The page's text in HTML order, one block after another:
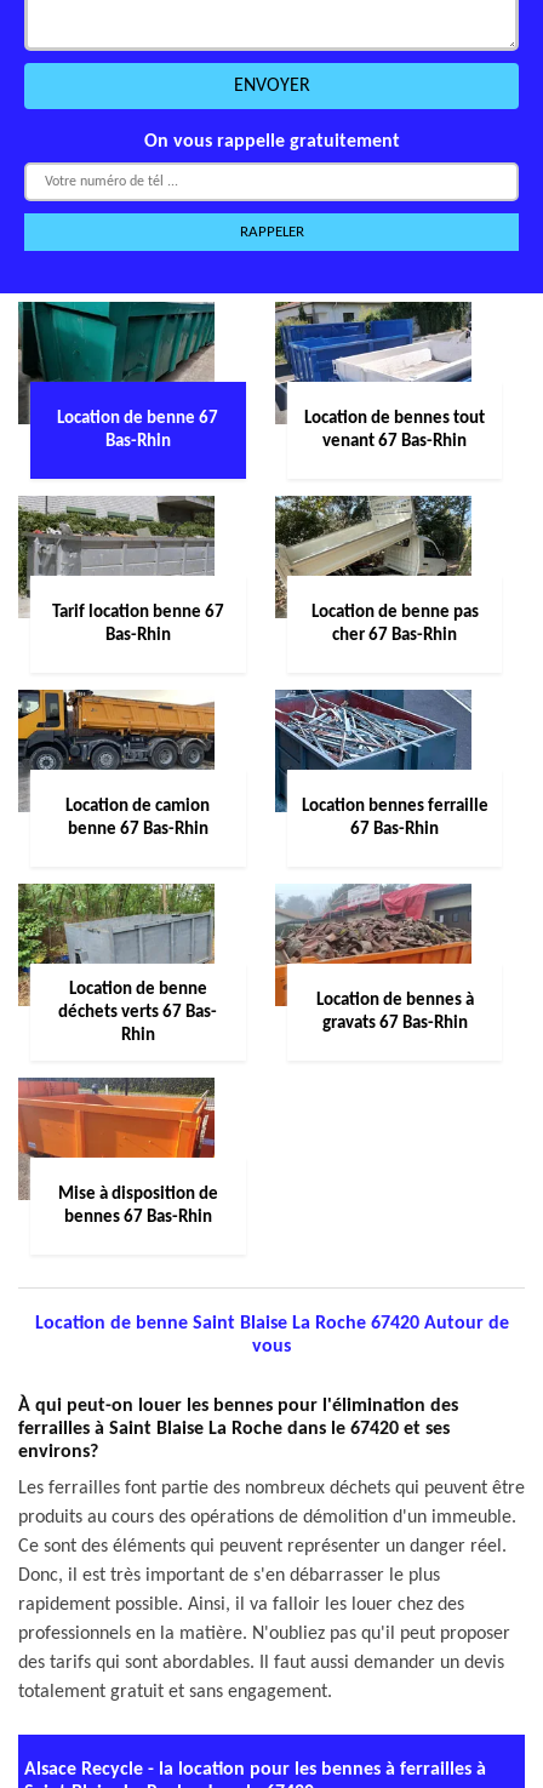
On vous rappelle gratuitement
Location de benne 67
Bas-Rhin
Location de bennes tout
venant 67 Bas-Rhin
Tarif location benne 67
Bas-Rhin
Location de benne pas
cher 67 Bas-Rhin
Location de camion
benne 67 Bas-Rhin
Location bennes ferraille
67 Bas-Rhin
Location de benne
déchets verts 67 Bas-
Rhin
Location de bennes à
gravats 67 Bas-Rhin
Mise à disposition de
bennes 67 Bas-Rhin
Location de benne Saint Blaise La Roche 67420 Autour de
vous
À qui peut-on louer les bennes pour l'élimination des
ferrailles à Saint Blaise La Roche dans le 67420 et ses
environs?
Les ferrailles font partie des nombreux déchets qui peuvent être
produits au cours des opérations de démolition d'un immeuble.
Ce sont des éléments qui peuvent représenter un danger réel.
Donc, il est très important de s'en débarrasser le plus
rapidement possible. Ainsi, il va falloir les louer chez des
professionnels en la matière. N'oubliez pas qu'il peut proposer
des tarifs qui sont abordables. Il faut aussi demander un devis
totalement gratuit et sans engagement.
Alsace Recycle - la location pour les bennes à ferrailles à